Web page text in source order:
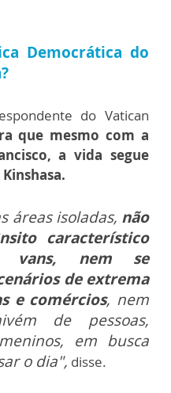
Democrática do
do Vatican
que mesmo com a
a vida segue
Kinshasa.
áreas isoladas, não
característico
nem se
de extrema
e comércios, nem
de pessoas,
em busca
o dia", disse.